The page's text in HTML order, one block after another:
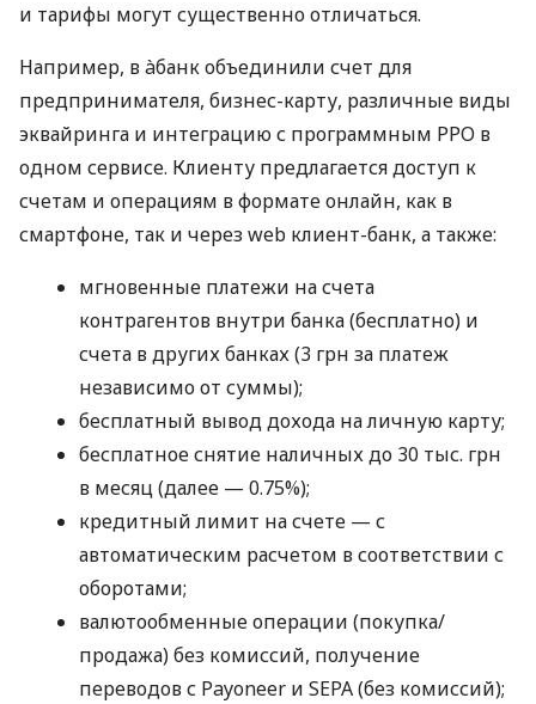
и тарифы могут существенно отличаться.
Например, в àбанк объединили счет для
предпринимателя, бизнес-карту, различные виды
эквайринга и интеграцию с программным РРО в
одном сервисе. Клиенту предлагается доступ к
счетам и операциям в формате онлайн, как в
смартфоне, так и через web клиент-банк, а также:
мгновенные платежи на счета
контрагентов внутри банка (бесплатно) и
счета в других банках (3 грн за платеж
независимо от суммы);
бесплатный вывод дохода на личную карту;
бесплатное снятие наличных до 30 тыс. грн
в месяц (далее — 0.75%);
кредитный лимит на счете — с
автоматическим расчетом в соответствии с
оборотами;
валютообменные операции (покупка/
продажа) без комиссий, получение
переводов с Payoneer и SEPA (без комиссий);